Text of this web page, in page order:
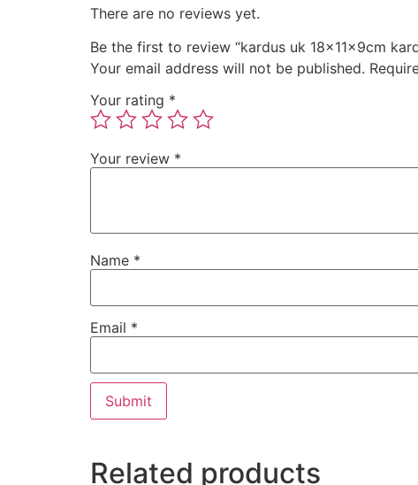
There are no reviews yet.
Be the first to review “kardus uk 18x11x9cm
Your email address will not be published.
Your rating *
Your review *
Name *
Email *
Related products